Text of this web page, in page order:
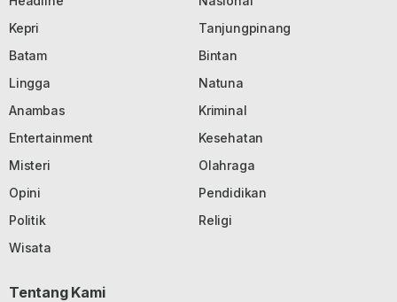
Kepri
Tanjungpinang
Batam
Bintan
Lingga
Natuna
Anambas
Kriminal
Entertainment
Kesehatan
Misteri
Olahraga
Opini
Pendidikan
Politik
Religi
Wisata
Tentang Kami